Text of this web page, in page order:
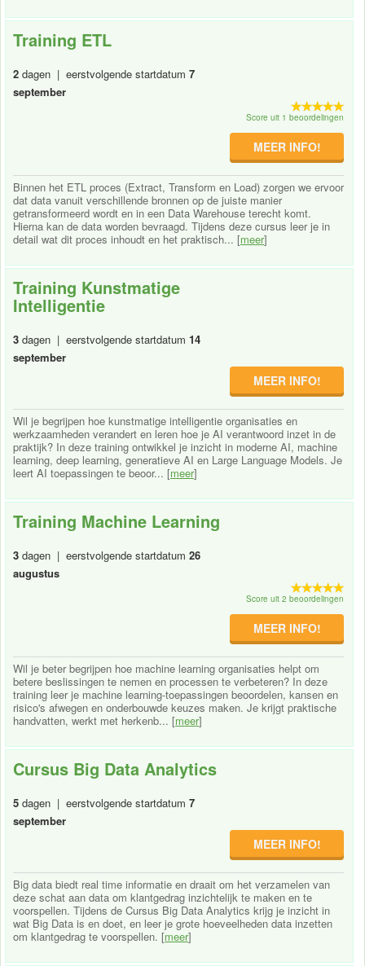
Training ETL
2 dagen | eerstvolgende startdatum 7
september
Score uit 1 beoordelingen
MEER INFO!
Binnen het ETL proces (Extract, Transform en Load) zorgen we ervoor
dat data vanuit verschillende bronnen op de juiste manier
getransformeerd wordt en in een Data Warehouse terecht komt.
Hierna kan de data worden bevraagd. Tijdens deze cursus leer je in
detail wat dit proces inhoudt en het praktisch... [meer]
Training Kunstmatige
Intelligentie
3 dagen | eerstvolgende startdatum 14
september
MEER INFO!
Wil je begrijpen hoe kunstmatige intelligentie organisaties en
werkzaamheden verandert en leren hoe je AI verantwoord inzet in de
praktijk? In deze training ontwikkel je inzicht in moderne AI, machine
learning, deep learning, generatieve AI en Large Language Models. Je
leert AI toepassingen te beoor... [meer]
Training Machine Learning
3 dagen | eerstvolgende startdatum 26
augustus
Score uit 2 beoordelingen
MEER INFO!
Wil je beter begrijpen hoe machine learning organisaties helpt om
betere beslissingen te nemen en processen te verbeteren? In deze
training leer je machine learning-toepassingen beoordelen, kansen en
risico's afwegen en onderbouwde keuzes maken. Je krijgt praktische
handvatten, werkt met herkenb... [meer]
Cursus Big Data Analytics
5 dagen | eerstvolgende startdatum 7
september
MEER INFO!
Big data biedt real time informatie en draait om het verzamelen van
deze schat aan data om klantgedrag inzichtelijk te maken en te
voorspellen. Tijdens de Cursus Big Data Analytics krijg je inzicht in
wat Big Data is en doet, en leer je grote hoeveelheden data inzetten
om klantgedrag te voorspellen. [meer]